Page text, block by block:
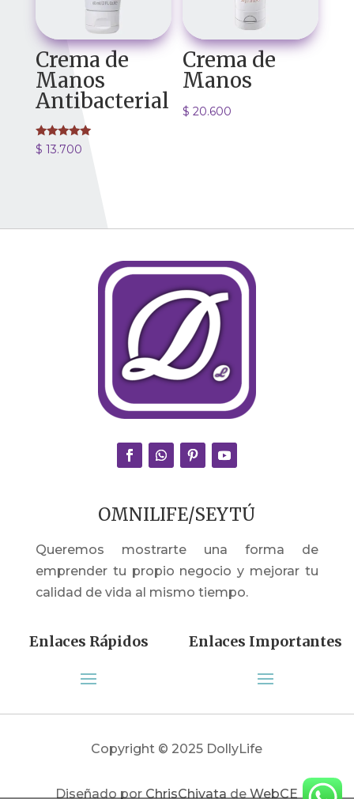
Crema de
Manos
Antibacterial
Valorado
con
$ 13.700
Crema de
Manos
$ 20.600
OMNILIFE/SEYTÚ
Queremos mostrarte una forma de
emprender tu propio negocio y mejorar tu
calidad de vida al mismo tiempo.
Enlaces Rápidos Enlaces Importantes
Copyright © 2025 DollyLife
Diseñado porChrisChivatadeWebCE